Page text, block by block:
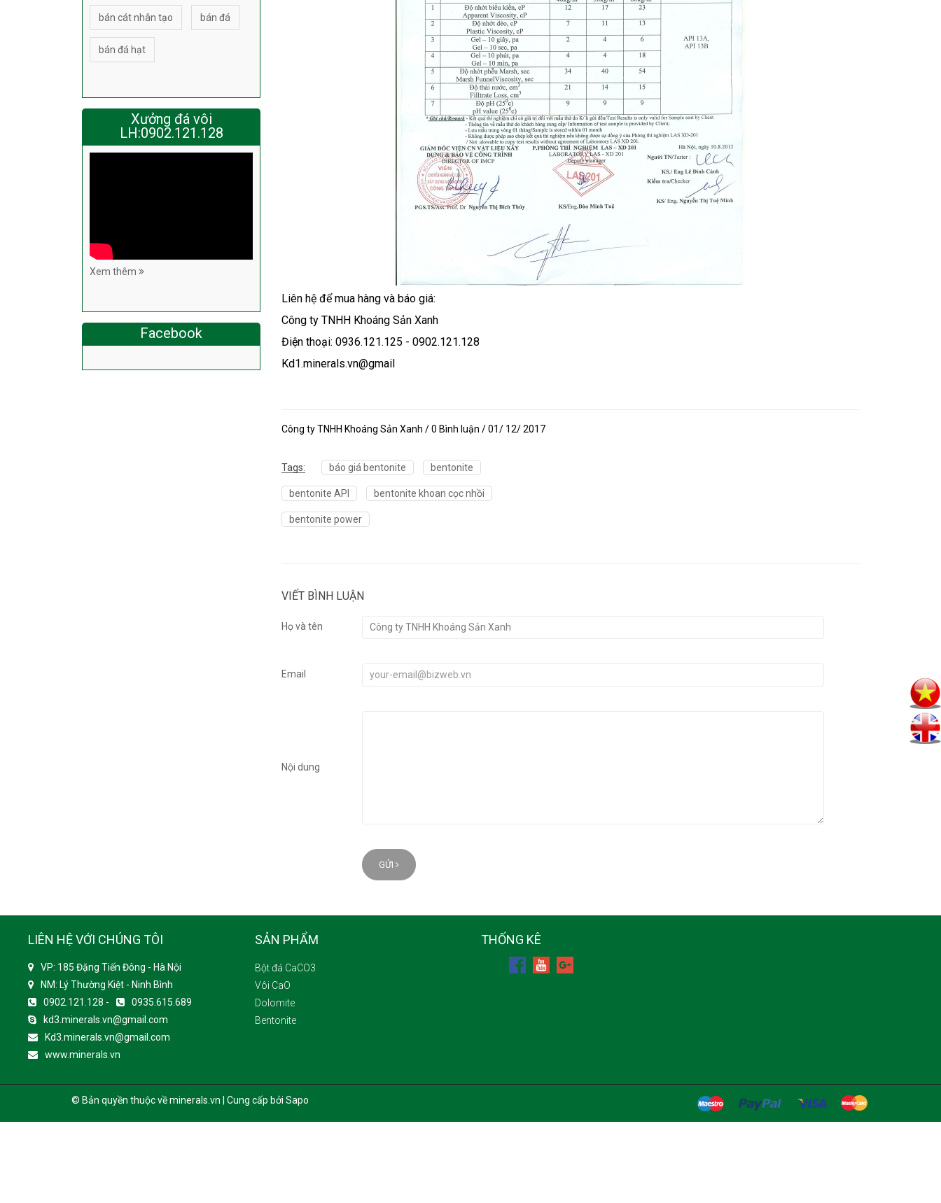
Liên hệ để mua hàng và báo giá:
Công ty TNHH Khoáng Sản Xanh
Điện thoại: 0936.121.125 - 0902.121.128
Kd1.minerals.vn@gmail
Công ty TNHH Khoáng Sản Xanh / 0 Bình luận / 01/ 12/ 2017
Tags: báo giá bentonite bentonite
bentonite API bentonite khoan cọc nhồi
bentonite power
VIẾT BÌNH LUẬN
Họ và tên
Email
Nội dung
GỬI
bán cát nhân tạo bán đá
bán đá hạt
Xưởng đá vôi
LH:0902.121.128
Xem thêm
Facebook
LIÊN HỆ VỚI CHÚNG TÔI
VP: 185 Đặng Tiến Đông - Hà Nội
NM: Lý Thường Kiệt - Ninh Bình
0902.121.128 -
0935.615.689
kd3.minerals.vn@gmail.com
Kd3.minerals.vn@gmail.com
www.minerals.vn
SẢN PHẨM
Bột đá CaCO3
Vôi CaO
Dolomite
Bentonite
THỐNG KÊ
© Bản quyền thuộc về minerals.vn | Cung cấp bởi Sapo